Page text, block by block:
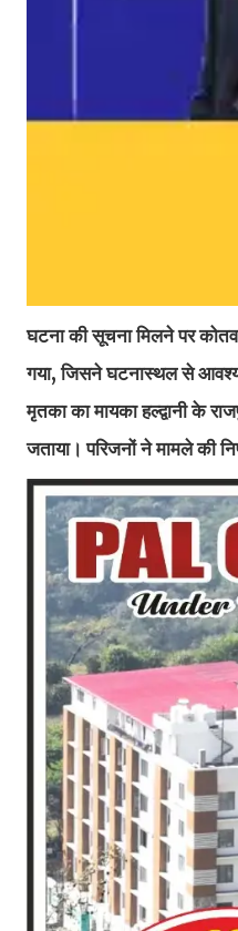
घटना की सूचना मिलने पर
गया, जिसने घटनास्थल से
मृतका का मायका हल्द्वानी के
जताया। परिजनों ने मामले की